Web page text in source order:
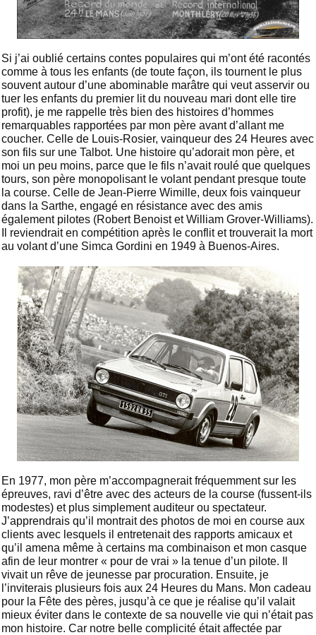
Si j’ai oublié certains contes populaires qui m’ont été racontés
comme à tous les enfants (de toute façon, ils tournent le plus
souvent autour d’une abominable marâtre qui veut asservir ou
tuer les enfants du premier lit du nouveau mari dont elle tire
profit), je me rappelle très bien des histoires d’hommes
remarquables rapportées par mon père avant d’allant me
coucher. Celle de Louis-Rosier, vainqueur des 24 Heures avec
son fils sur une Talbot. Une histoire qu’adorait mon père, et
moi un peu moins, parce que le fils n’avait roulé que quelques
tours, son père monopolisant le volant pendant presque toute
la course. Celle de Jean-Pierre Wimille, deux fois vainqueur
dans la Sarthe, engagé en résistance avec des amis
également pilotes (Robert Benoist et William Grover-Williams).
Il reviendrait en compétition après le conflit et trouverait la mort
au volant d’une Simca Gordini en 1949 à Buenos-Aires.
En 1977, mon père m’accompagnerait fréquemment sur les
épreuves, ravi d’être avec des acteurs de la course (fussent-ils
modestes) et plus simplement auditeur ou spectateur.
J’apprendrais qu’il montrait des photos de moi en course aux
clients avec lesquels il entretenait des rapports amicaux et
qu’il amena même à certains ma combinaison et mon casque
afin de leur montrer « pour de vrai » la tenue d’un pilote. Il
vivait un rêve de jeunesse par procuration. Ensuite, je
l’inviterais plusieurs fois aux 24 Heures du Mans. Mon cadeau
pour la Fête des pères, jusqu’à ce que je réalise qu’il valait
mieux éviter dans le contexte de sa nouvelle vie qui n’était pas
mon histoire. Car notre belle complicité était affectée par